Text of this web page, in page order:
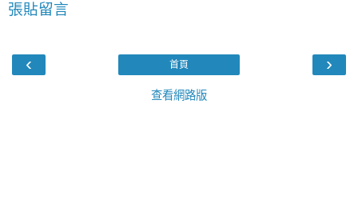
張貼留言
‹ ›
首頁
查看網路版